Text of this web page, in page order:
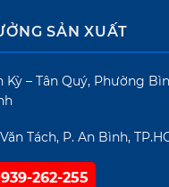
262-255
SẢN XUẤT
Kỳ – Tân Quý, Phường
Tách, P. An Bình,